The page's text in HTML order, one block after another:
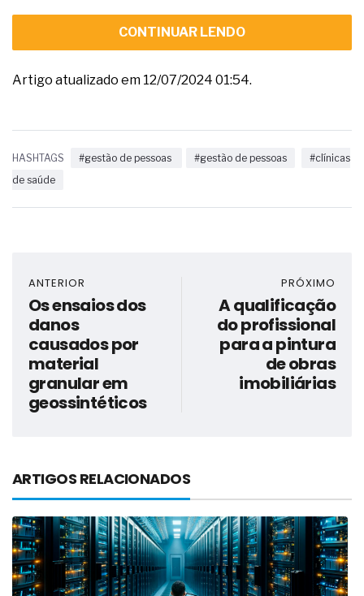
CONTINUAR LENDO
Artigo atualizado em 12/07/2024 01:54.
HASHTAGS #gestão de pessoas #gestão de pessoas
#clínicas
de saúde
ANTERIOR
Os ensaios dos
danos
causados por
material
granular em
geossintéticos
PRÓXIMO
A qualificação
do profissional
para a pintura
de obras
imobiliárias
ARTIGOS RELACIONADOS